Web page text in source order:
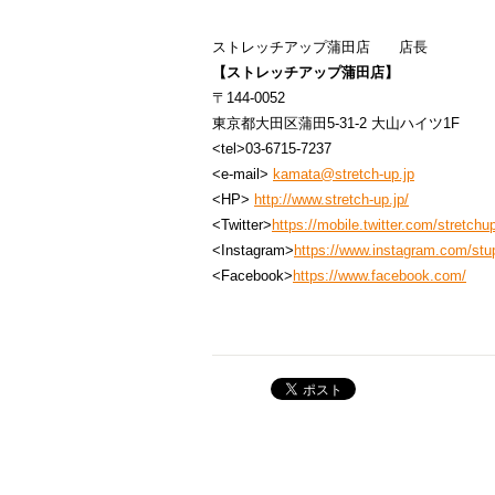
ストレッチアップ蒲田店 店長
【ストレッチアップ蒲田店】
〒144-0052
東京都大田区蒲田5-31-2 大山ハイツ1F
<tel>03-6715-7237
<e-mail> kamata@stretch-up.jp
<HP> http://www.stretch-up.jp/
<Twitter> https://mobile.twitter.com/
<Instagram> https://www.instagram.com/
<Facebook> https://www.facebook.com/